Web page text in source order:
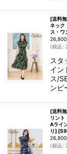
[送料
ネック
ス・ワ
26,800
(税込 :
スタ
イン
ス/
ンピ
[送料
リント
Aライ
り] [
26,800
(税込 :